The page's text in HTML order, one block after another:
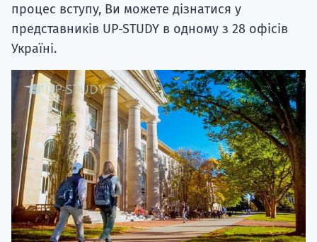
процес вступу, Ви можете дізнатися у
представників UP-STUDY в одному з 28 офісів
Україні.